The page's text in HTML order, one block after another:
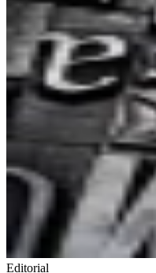
Editorial